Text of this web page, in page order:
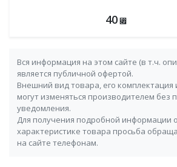
40 ⃏
Вся информация на этом сайте (в т.ч.
является публичной офертой.
Внешний вид товара, его комплектация
могут изменяться производителем без
уведомления.
Для получения подробной информации
характеристике товара просьба
на сайте телефонам.